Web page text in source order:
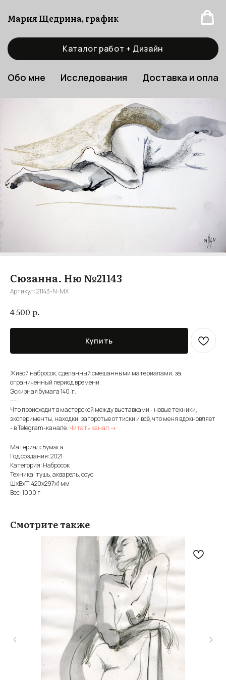
Мария Щедрина, график
Каталог работ + Дизайн
Обо мне Исследования Доставка и
Сюзанна. Ню №21143
Артикул:21143-N-MX
4 500 р.
Купить
Живой набросок, сделанный смешанными материалами, за
ограниченный период времени
Эскизная бумага 140 г.
-----
Что происходит в мастерской между выставками - новые техники,
эксперименты, находки, запоротые оттиски и всё, что меня вдохновляет
- в Telegram-канале. Читать канал →
Материал: Бумага
Год создания: 2021
Категория: Набросок
Техника: тушь, акварель, соус
ШxВxТ: 420x297x1 мм
Вес: 1000 г
Смотрите также